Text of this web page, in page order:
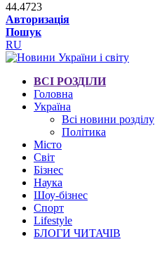
44.4723
Авторизація
Пошук
RU
ВСІ РОЗДІЛИ
Головна
Україна
Всі новини розділу
Політика
Місто
Світ
Бізнес
Наука
Шоу-бізнес
Спорт
Lifestyle
БЛОГИ ЧИТАЧІВ